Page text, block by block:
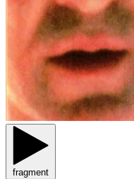
fragment